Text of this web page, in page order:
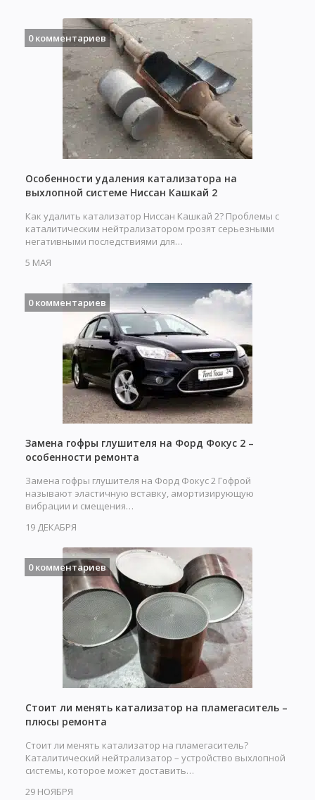
0 комментариев
Особенности удаления катализатора на
выхлопной системе Ниссан Кашкай 2
Как удалить катализатор Ниссан Кашкай 2? Проблемы с
каталитическим нейтрализатором грозят серьезными
негативными последствиями для…
5 МАЯ
0 комментариев
Замена гофры глушителя на Форд Фокус 2 –
особенности ремонта
Замена гофры глушителя на Форд Фокус 2 Гофрой
называют эластичную вставку, амортизирующую
вибрации и смещения…
19 ДЕКАБРЯ
0 комментариев
Стоит ли менять катализатор на пламегаситель –
плюсы ремонта
Стоит ли менять катализатор на пламегаситель?
Каталитический нейтрализатор – устройство выхлопной
системы, которое может доставить…
29 НОЯБРЯ